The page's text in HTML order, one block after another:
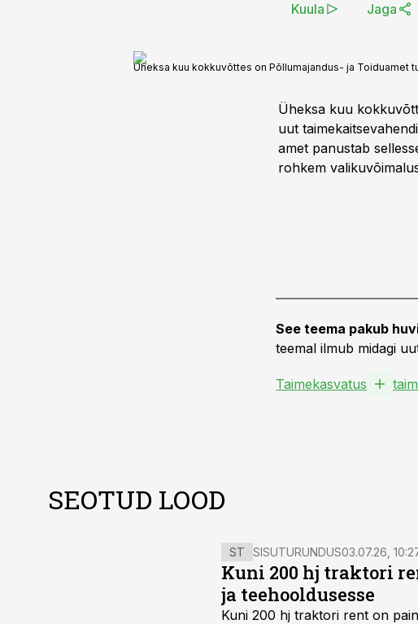
Kuula Jaga
Üheksa kuu kokkuvõttes on Põllumajandus- ja Toiduamet
Üheksa kuu
uut
amet panustab
rohkem
See teema pakub
teemal ilmub midagi
Taimekasvatus
SEOTUD LOOD
ST SISUTURUNDUS03.07.26,
Kuni 200 hj traktori
ja teehooldusesse
Kuni 200 hj traktori rent on